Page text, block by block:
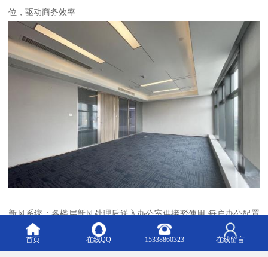
位，驱动商务效率
新风系统：各楼层新风处理后送入办公室供接驳使用 每户办公配置
立弱电箱、电话，网络光纤引至弱电箱内
首页 在线QQ 15338860323 在线留言